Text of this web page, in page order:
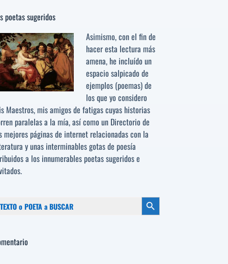
poetas sugeridos
Asimismo, con el fin de
hacer esta lectura más
amena, he incluído un
espacio salpicado de
ejemplos (poemas) de
los que yo considero
Maestros, mis amigos de fatigas cuyas historias
paralelas a la mía, así como un Directorio de
mejores páginas de internet relacionadas con la
y unas interminables gotas de poesía
a los innumerables poetas sugeridose
Botón de búsqueda